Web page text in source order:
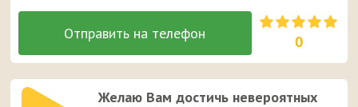
0
Желаю Вам достичь невероятных